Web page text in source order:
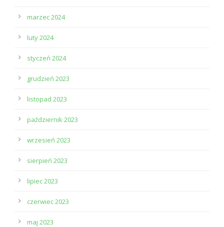
marzec 2024
luty 2024
styczeń 2024
grudzień 2023
listopad 2023
październik 2023
wrzesień 2023
sierpień 2023
lipiec 2023
czerwiec 2023
maj 2023